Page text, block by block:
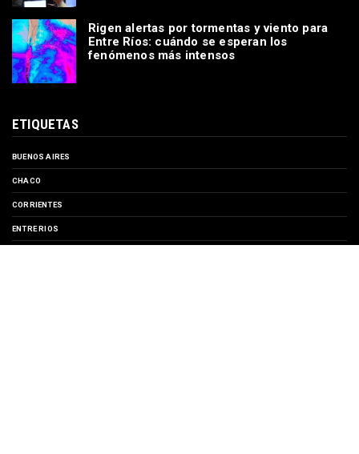
Rigen alertas por tormentas y viento para
Entre Ríos: cuándo se esperan los
fenómenos más intensos
ETIQUETAS
BUENOS AIRES
CHACO
CORRIENTES
ENTRE RIOS